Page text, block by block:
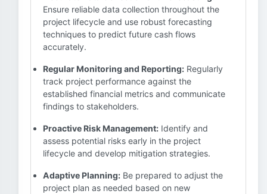
Ensure reliable data collection throughout the
project lifecycle and use robust forecasting
techniques to predict future cash flows
accurately.
Regular Monitoring and Reporting: Regularly
track project performance against the
established financial metrics and communicate
findings to stakeholders.
Proactive Risk Management: Identify and
assess potential risks early in the project
lifecycle and develop mitigation strategies.
Adaptive Planning: Be prepared to adjust the
project plan as needed based on new